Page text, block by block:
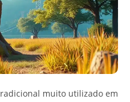
muito utilizado em